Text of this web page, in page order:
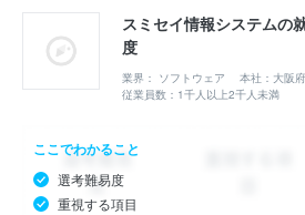
スミセイ情報システムの
度
業界： ソフトウェア
本社：大阪府
従業員数：1千人以上2千人未満
ここでわかること
選考難易度
重視する項目